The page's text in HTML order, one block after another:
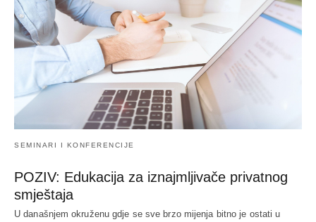
SEMINARI I KONFERENCIJE
POZIV: Edukacija za iznajmljivače privatnog
smještaja
U današnjem okruženu gdje se sve brzo mijenja bitno je ostati u